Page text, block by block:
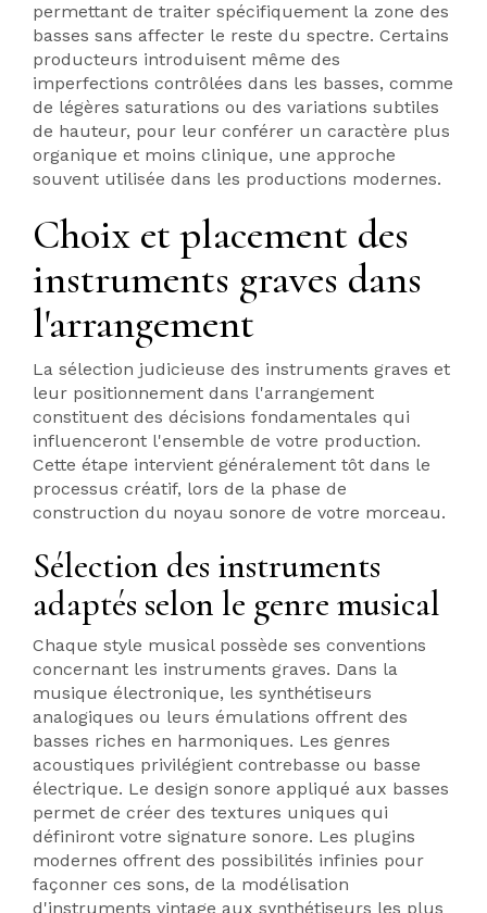
permettant de traiter spécifiquement la zone des
basses sans affecter le reste du spectre. Certains
producteurs introduisent même des
imperfections contrôlées dans les basses, comme
de légères saturations ou des variations subtiles
de hauteur, pour leur conférer un caractère plus
organique et moins clinique, une approche
souvent utilisée dans les productions modernes.
Choix et placement des
instruments graves dans
l'arrangement
La sélection judicieuse des instruments graves et
leur positionnement dans l'arrangement
constituent des décisions fondamentales qui
influenceront l'ensemble de votre production.
Cette étape intervient généralement tôt dans le
processus créatif, lors de la phase de
construction du noyau sonore de votre morceau.
Sélection des instruments
adaptés selon le genre musical
Chaque style musical possède ses conventions
concernant les instruments graves. Dans la
musique électronique, les synthétiseurs
analogiques ou leurs émulations offrent des
basses riches en harmoniques. Les genres
acoustiques privilégient contrebasse ou basse
électrique. Le design sonore appliqué aux basses
permet de créer des textures uniques qui
définiront votre signature sonore. Les plugins
modernes offrent des possibilités infinies pour
façonner ces sons, de la modélisation
d'instruments vintage aux synthétiseurs les plus